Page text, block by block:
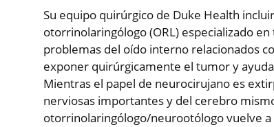
Su equipo quirúrgico de Duke Health
otorrinolaringólogo (ORL) especializado
problemas del oído interno relacionados
exponer quirúrgicamente el tumor y
Mientras el papel de neurocirujano es
nerviosas importantes y del cerebro
otorrinolaringólogo/neurootólogo vuelve